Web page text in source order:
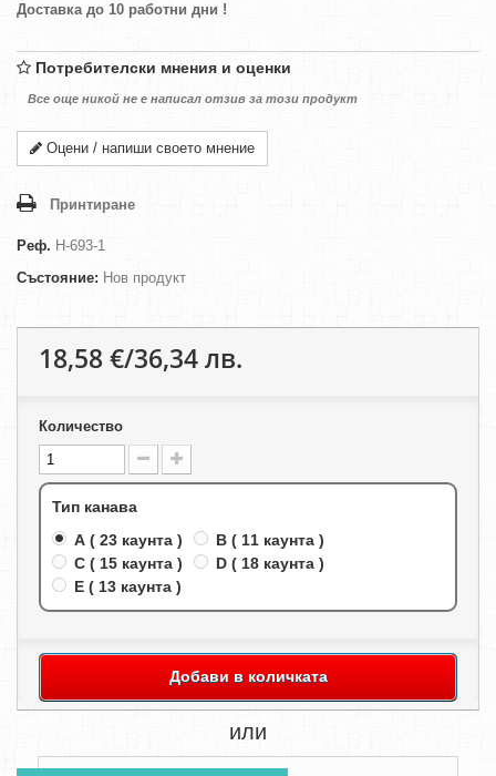
Доставка до 10 работни дни !
Потребителски мнения и оценки
Все още никой не е написал отзив за този продукт
Оцени / напиши своето мнение
Принтиране
Реф. H-693-1
Състояние: Нов продукт
18,58 €/36,34 лв.
Количество
Тип канава
A ( 23 каунта )
B ( 11 каунта )
C ( 15 каунта )
D ( 18 каунта )
E ( 13 каунта )
Добави в количката
или